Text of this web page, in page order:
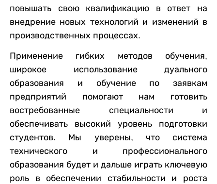
повышать свою квалификацию в ответ на
внедрение новых технологий и изменений в
производственных процессах.
Применение гибких методов обучения,
широкое использование дуального
образования и обучение по заявкам
предприятий помогают нам готовить
востребованные специальности и
обеспечивать высокий уровень подготовки
студентов. Мы уверены, что система
технического и профессионального
образования будет и дальше играть ключевую
роль в обеспечении стабильности и роста